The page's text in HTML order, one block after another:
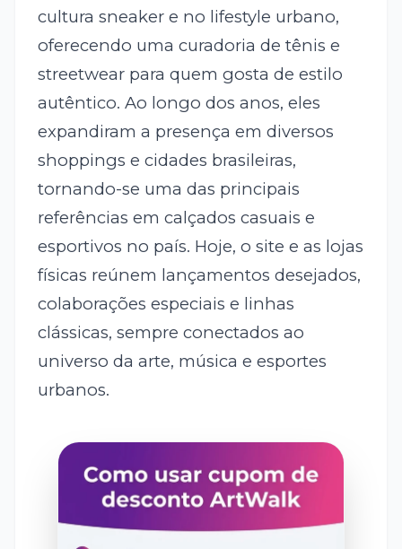
cultura sneaker e no lifestyle urbano,
oferecendo uma curadoria de tênis e
streetwear para quem gosta de estilo
autêntico. Ao longo dos anos, eles
expandiram a presença em diversos
shoppings e cidades brasileiras,
tornando-se uma das principais
referências em calçados casuais e
esportivos no país. Hoje, o site e as lojas
físicas reúnem lançamentos desejados,
colaborações especiais e linhas
clássicas, sempre conectados ao
universo da arte, música e esportes
urbanos.